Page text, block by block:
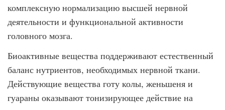
комплексную нормализацию высшей нервной
деятельности и функциональной активности
головного мозга.
Биоактивные вещества поддерживают естественный
баланс нутриентов, необходимых нервной ткани.
Действующие вещества готу колы, женьшеня и
гуараны оказывают тонизирующее действие на